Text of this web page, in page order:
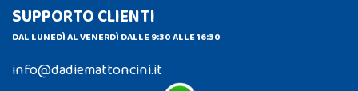
SUPPORTO CLIENTI
DAL LUNEDÌ AL VENERDÌ DALLE 9:30 ALLE 16:30
info@dadiemattoncini.it